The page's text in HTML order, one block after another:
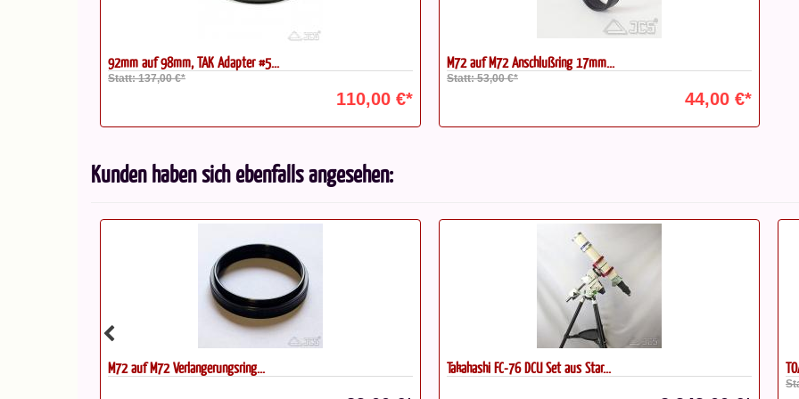
92mm auf 98mm, TAK Adapter #5...
Statt: 137,00 €*
110,00 €*
M72 auf M72 Anschlußring 17mm...
Statt: 53,00 €*
44,00 €*
Kunden haben sich ebenfalls angesehen:
Takahashi FC-76 DCU Set aus Star... TOA-645 Flattener für Takahashi...